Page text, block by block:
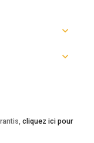


cliquez ici pour